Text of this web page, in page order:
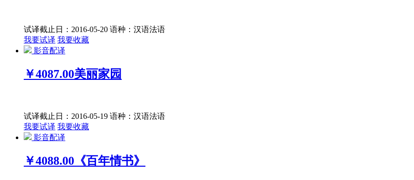
试译截止日：2016-05-20 语种：汉语法语
我要试译 我要收藏
影音配译
￥4087.00美丽家园
试译截止日：2016-05-19 语种：汉语法语
我要试译 我要收藏
影音配译
￥4088.00 《百年情书》